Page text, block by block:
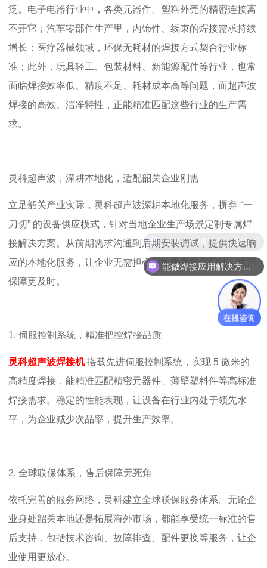
泛。电子电器行业中，各类元器件、塑料外壳的精密连接离
不开它；汽车零部件生产里，内饰件、线束的焊接需求持续
增长；医疗器械领域，环保无耗材的焊接方式契合行业标
准；此外，玩具轻工、包装材料、新能源配件等行业，也常
面临焊接效率低、精度不足、耗材成本高等问题，而超声波
焊接的高效、洁净特性，正能精准匹配这些行业的生产需
求。
灵科超声波，深耕本地化，适配韶关企业刚需
立足韶关产业实际，灵科超声波深耕本地化服务，摒弃 “一
刀切” 的设备供应模式，针对当地企业生产场景定制专属焊
接解决方案。从前期需求沟通到后期安装调试，提供快速响
应的本地化服务，让企业无需担心异地售后滞后问题，生产
保障更及时。
1. 伺服控制系统，精准把控焊接品质
灵科超声波焊接机 搭载先进伺服控制系统，实现 5 微米的
高精度焊接，能精准匹配精密元器件、薄壁塑料件等高标准
焊接需求。稳定的性能表现，让设备在行业内处于领先水
平，为企业减少次品率，提升生产效率。
2. 全球联保体系，售后保障无死角
依托完善的服务网络，灵科建立全球联保服务体系。无论企
业身处韶关本地还是拓展海外市场，都能享受统一标准的售
后支持，包括技术咨询、故障排查、配件更换等服务，让企
业使用更放心。
能做焊接应用解决方案吗？
可以做代理 / 经销商吗？